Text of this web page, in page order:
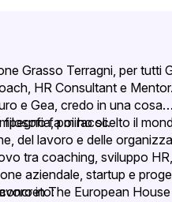
Grasso Terragni, per tutti
HR Consultant e Mentor.
e Gea, credo in una cosa
fa miracoli.
filosofia, poi ho scelto il
del lavoro e delle
tra coaching, sviluppo HR,
aziendale, startup e
in The European House